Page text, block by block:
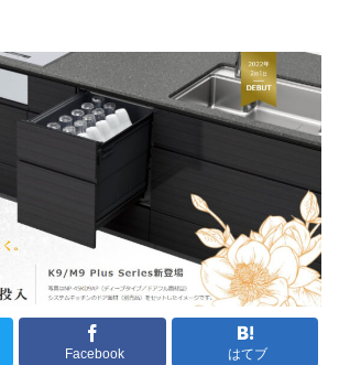
Facebook はてブ